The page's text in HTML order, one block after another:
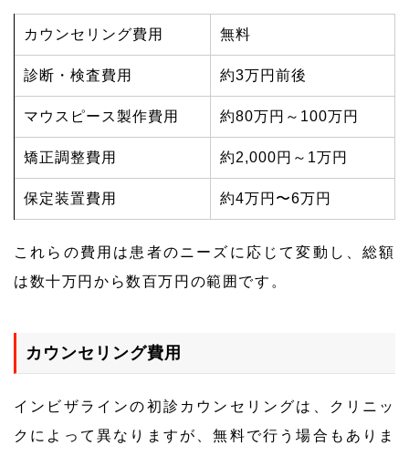
カウンセリング費用 無料
診断・検査費用 約3万円前後
マウスピース製作費用 約80万円～100万円
矯正調整費用 約2,000円～1万円
保定装置費用 約4万円〜6万円
これらの費用は患者のニーズに応じて変動し、総額
は数十万円から数百万円の範囲です。
カウンセリング費用
インビザラインの初診カウンセリングは、クリニッ
クによって異なりますが、無料で行う場合もありま